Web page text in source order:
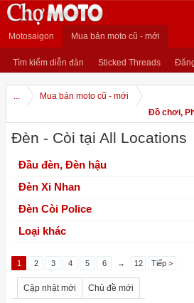
Motosaigon Mua bán moto cũ - mới
Tìm kiếm diễn đàn Sticked Threads
...
Mua bán moto cũ - mới
Đồ chơi,
Đèn - Còi tại All Locations
Đầu đèn, Đèn hậu
Đèn Xi Nhan
Đèn Còi Police
Loại khác
1 2 3 4 5 6 → 12 Tiếp >
Cập nhật mới Chủ đề mới